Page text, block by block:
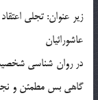
زير عنوان: تجلي
عاشورائيان
در روان شناسي
گاهي بس مطمئن و